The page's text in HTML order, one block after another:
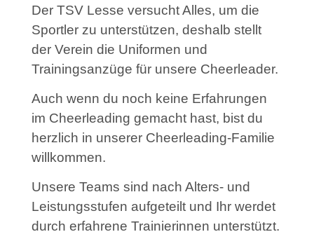
Der TSV Lesse versucht Alles, um die
Sportler zu unterstützen, deshalb stellt
der Verein die Uniformen und
Trainingsanzüge für unsere Cheerleader.
Auch wenn du noch keine Erfahrungen
im Cheerleading gemacht hast, bist du
herzlich in unserer Cheerleading-Familie
willkommen.
Unsere Teams sind nach Alters- und
Leistungsstufen aufgeteilt und Ihr werdet
durch erfahrene Trainierinnen unterstützt.